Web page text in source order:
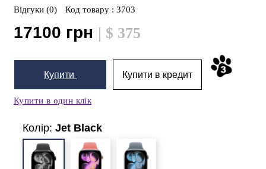
Відгуки (0) Код товару : 3703
17100 грн | $ 375
Купити Купити в кредит
Купити в один клік
Колір: Jet Black